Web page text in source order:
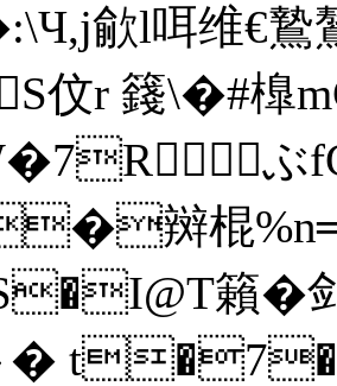
歈l咡维€
伩r 籛\�#橰
ぶ
辬棍%n═
籟�